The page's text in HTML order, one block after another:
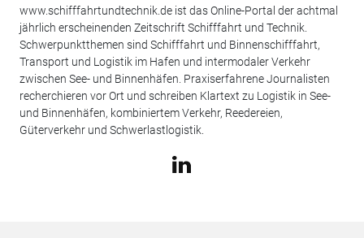
www.schifffahrtundtechnik.de ist das Online-Portal der achtmal
jährlich erscheinenden Zeitschrift Schifffahrt und Technik.
Schwerpunktthemen sind Schifffahrt und Binnenschifffahrt,
Transport und Logistik im Hafen und intermodaler Verkehr
zwischen See- und Binnenhäfen. Praxiserfahrene Journalisten
recherchieren vor Ort und schreiben Klartext zu Logistik in See-
und Binnenhäfen, kombiniertem Verkehr, Reedereien,
Güterverkehr und Schwerlastlogistik.